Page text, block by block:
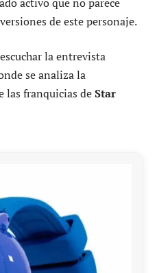
de este personaje.
la entrevista
se analiza la
las franquicias deStar